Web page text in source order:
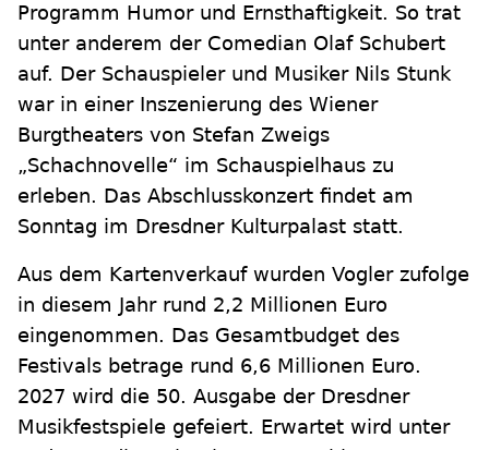
Programm Humor und Ernsthaftigkeit. So trat
unter anderem der Comedian Olaf Schubert
auf. Der Schauspieler und Musiker Nils Stunk
war in einer Inszenierung des Wiener
Burgtheaters von Stefan Zweigs
„Schachnovelle“ im Schauspielhaus zu
erleben. Das Abschlusskonzert findet am
Sonntag im Dresdner Kulturpalast statt.
Aus dem Kartenverkauf wurden Vogler zufolge
in diesem Jahr rund 2,2 Millionen Euro
eingenommen. Das Gesamtbudget des
Festivals betrage rund 6,6 Millionen Euro.
2027 wird die 50. Ausgabe der Dresdner
Musikfestspiele gefeiert. Erwartet wird unter